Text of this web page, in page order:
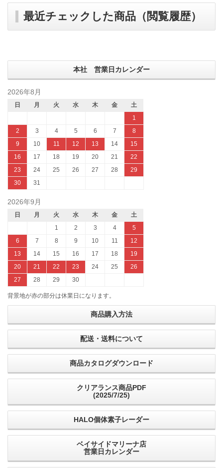
最近チェックした商品（閲覧履歴）
本社 営業日カレンダー
2026年8月
日 月 火 水 木 金
土
1
2
3 4 5 6 7
8
9
10 11 12 13 14
15
16
17 18 19 20 21
22
23
24 25 26 27 28
29
30
31
2026年9月
日 月 火 水 木 金
土
1
2 3 4
5
6
7 8 9 10 11
12
13
14 15 16 17 18
19
20
21 22 23 24 25
26
27
28 29 30
背景地が赤の部分は休業日になります。
商品購入方法
配送・送料について
商品カタログダウンロード
クリアランス商品PDF
(2025/7/25)
HALO個体素子レーダー
ベイサイドマリーナ店
営業日カレンダー